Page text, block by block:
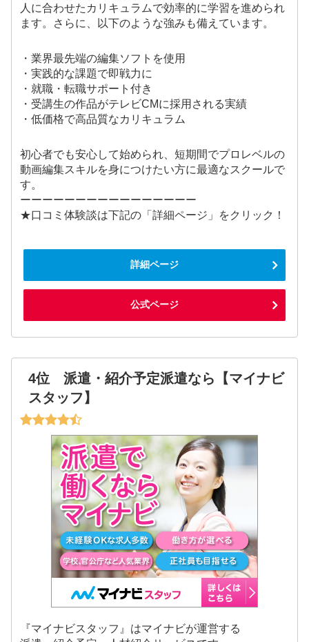
人に合わせたカリキュラムで効率的に学習を進められ
ます。さらに、以下のような強みも備えています。
・業界最先端の編集ソフトを使用
・実践的な課題で即戦力に
・就職・転職サポート付き
・受講生の作品がテレビCMに採用される実績
・低価格で高品質なカリキュラム
初心者でも安心して始められ、短期間でプロレベルの
動画編集スキルを身につけたい方に最適なスクールで
す。
ーーーーーーーーーーーーーーーー
★口コミ体験談は下記の「詳細ページ」をクリック！
詳細ページ
公式ページ
4位 派遣・紹介予定派遣なら【マイナビ
スタッフ】
『マイナビスタッフ』はマイナビが運営する